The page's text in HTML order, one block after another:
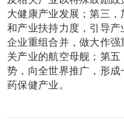
大健康产业发展；第三
和产业扶持力度，引导
企业重组合并，做大作
关产业的航空母舰；第
势，向全世界推广，形
药保健产业。